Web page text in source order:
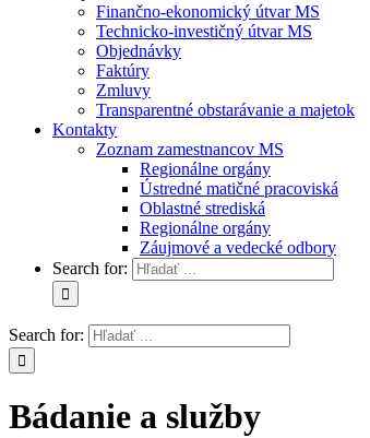
Finančno-ekonomický útvar MS
Technicko-investičný útvar MS
Objednávky
Faktúry
Zmluvy
Transparentné obstarávanie a majetok
Kontakty
Zoznam zamestnancov MS
Regionálne orgány
Ústredné matičné pracoviská
Oblastné strediská
Regionálne orgány
Záujmové a vedecké odbory
Search for:
Search for:
Bádanie a služby